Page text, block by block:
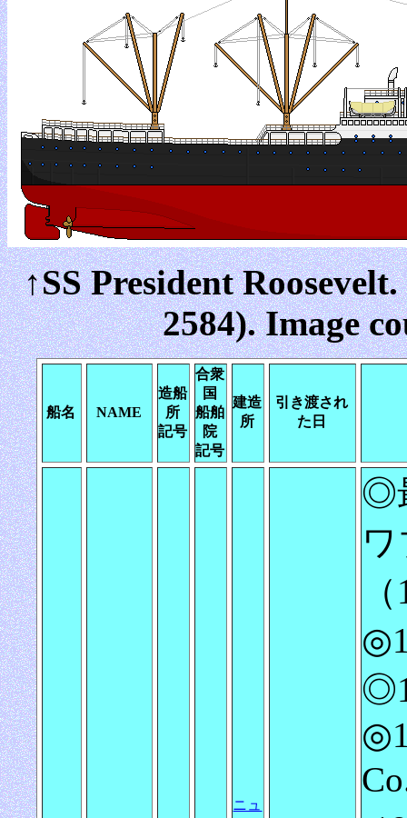
↑SS President
2584). Image
船名 NAME
造船
所
記号
合衆
国
船舶
院
記号
建造
所
引き渡され
た日
ニュ
◎